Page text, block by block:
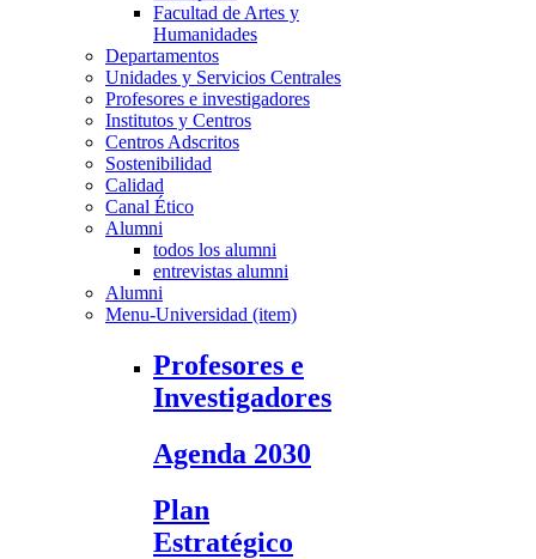
Facultad de Artes y
Humanidades
Departamentos
Unidades y Servicios Centrales
Profesores e investigadores
Institutos y Centros
Centros Adscritos
Sostenibilidad
Calidad
Canal Ético
Alumni
todos los alumni
entrevistas alumni
Alumni
Menu-Universidad (item)
Profesores e
Investigadores
Agenda 2030
Plan
Estratégico